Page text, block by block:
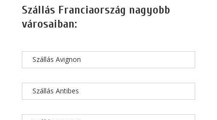
Szállás Franciaország nagyobb
városaiban:
Szállás Avignon
Szállás Antibes